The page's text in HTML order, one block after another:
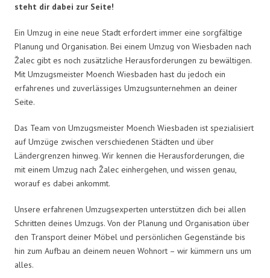
steht dir dabei zur Seite!
Ein Umzug in eine neue Stadt erfordert immer eine sorgfältige
Planung und Organisation. Bei einem Umzug von Wiesbaden nach
Žalec gibt es noch zusätzliche Herausforderungen zu bewältigen.
Mit Umzugsmeister Moench Wiesbaden hast du jedoch ein
erfahrenes und zuverlässiges Umzugsunternehmen an deiner
Seite.
Das Team von Umzugsmeister Moench Wiesbaden ist spezialisiert
auf Umzüge zwischen verschiedenen Städten und über
Ländergrenzen hinweg. Wir kennen die Herausforderungen, die
mit einem Umzug nach Žalec einhergehen, und wissen genau,
worauf es dabei ankommt.
Unsere erfahrenen Umzugsexperten unterstützen dich bei allen
Schritten deines Umzugs. Von der Planung und Organisation über
den Transport deiner Möbel und persönlichen Gegenstände bis
hin zum Aufbau an deinem neuen Wohnort – wir kümmern uns um
alles.